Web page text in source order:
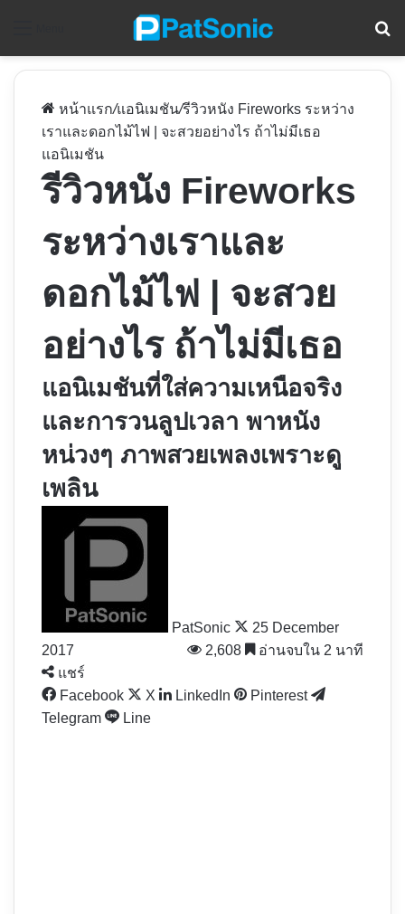
หน้าแรก/แอนิเมชัน/รีวิวหนัง Fireworks ระหว่าง
เราและดอกไม้ไฟ | จะสวยอย่างไร ถ้าไม่มีเธอ
แอนิเมชัน
รีวิวหนัง Fireworks
ระหว่างเราและ
ดอกไม้ไฟ | จะสวย
อย่างไร ถ้าไม่มีเธอ
แอนิเมชันที่ใส่ความเหนือจริง
และการวนลูปเวลา พาหนัง
หน่วงๆ ภาพสวยเพลงเพราะดู
เพลิน
PatSonic
25 December
2017
2,608
อ่านจบใน 2 นาที
แชร์
Facebook
X LinkedIn
Pinterest
Telegram
Line